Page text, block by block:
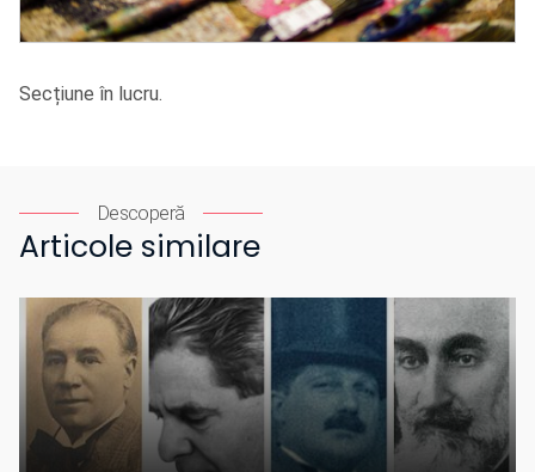
Secțiune în lucru.
Descoperă
Articole similare